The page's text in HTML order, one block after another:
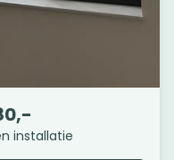
dim-out of black-
,-
installatie